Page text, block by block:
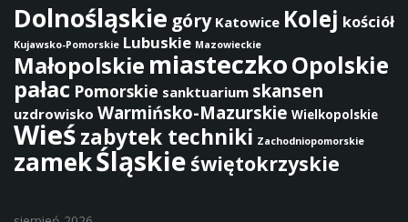
Dolnośląskie góry Katowice Kolej kościół
Kujawsko-Pomorskie Lubuskie Mazowieckie
Małopolskie miasteczkoOpolskie
pałac Pomorskie sanktuarium skansen
uzdrowisko Warmińsko-Mazurskie Wielkopolskie
Wieśzabytek techniki Zachodniopomorskie
zamekŚląskie świętokrzyskie